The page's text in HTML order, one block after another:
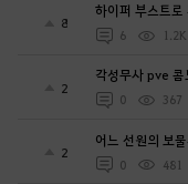
8
하이퍼 부스트
6 1.2K
2
각성무사 pve
0 367
2
어느 선원의 보
0 481